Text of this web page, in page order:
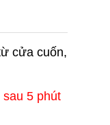
cửa cuốn,
sau 5 phút